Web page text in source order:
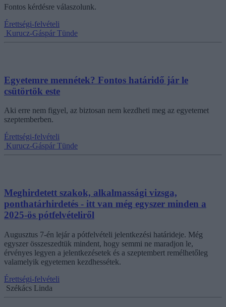
Fontos kérdésre válaszolunk.
Érettségi-felvételi
Kurucz-Gáspár Tünde
Egyetemre mennétek? Fontos határidő jár le
csütörtök este
Aki erre nem figyel, az biztosan nem kezdheti meg az egyetemet
szeptemberben.
Érettségi-felvételi
Kurucz-Gáspár Tünde
Meghirdetett szakok, alkalmassági vizsga,
ponthatárhirdetés - itt van még egyszer minden a
2025-ös pótfelvételiről
Augusztus 7-én lejár a pótfelvételi jelentkezési határideje. Még
egyszer összeszedtük mindent, hogy semmi ne maradjon le,
érvényes legyen a jelentkezésetek és a szeptembert remélhetőleg
valamelyik egyetemen kezdhessétek.
Érettségi-felvételi
Székács Linda